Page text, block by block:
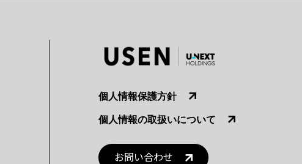
個人情報保護方針
個人情報の取扱いについて
お問い合わせ